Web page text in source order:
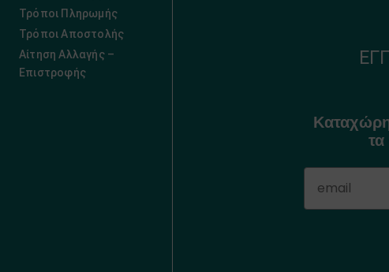
Τρόποι Πληρωμής
Τρόποι Αποστολής
Αίτηση Αλλαγής –
Επιστροφής
τα